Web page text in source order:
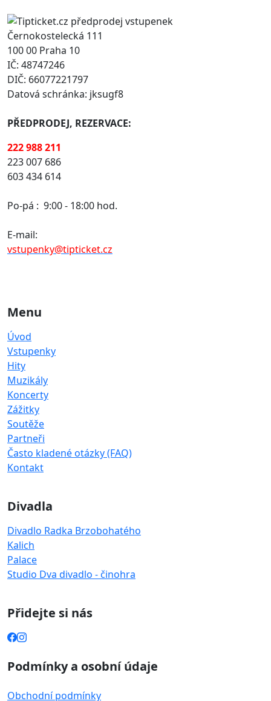
Černokostelecká 111
100 00 Praha 10
IČ: 48747246
DIČ: 66077221797
Datová schránka: jksugf8
PŘEDPRODEJ, REZERVACE:
222 988 211
223 007 686
603 434 614
Po-pá : 9:00 - 18:00 hod.
E-mail:
vstupenky@tipticket.cz
Menu
Úvod
Vstupenky
Hity
Muzikály
Koncerty
Zážitky
Soutěže
Partneři
Často kladené otázky (FAQ)
Kontakt
Divadla
Divadlo Radka Brzobohatého
Kalich
Palace
Studio Dva divadlo - činohra
Přidejte si nás
Podmínky a osobní údaje
Obchodní podmínky